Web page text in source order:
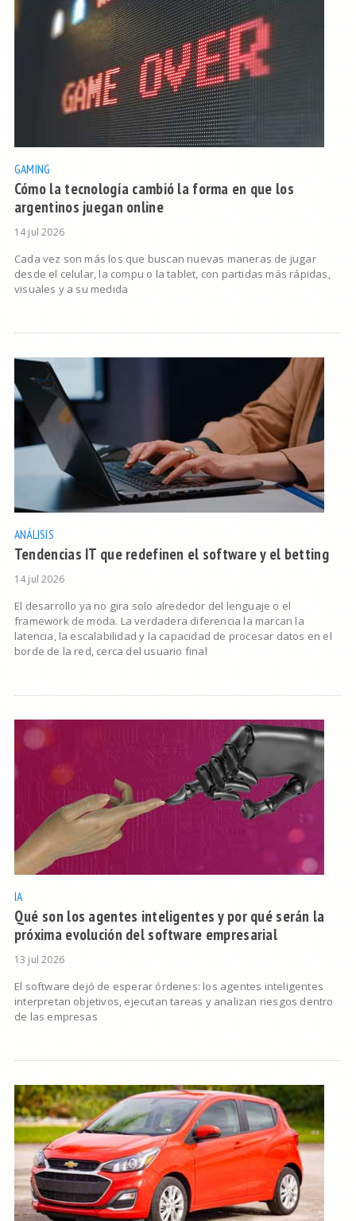
GAMING
Cómo la tecnología cambió la forma en que los
argentinos juegan online
14 jul 2026
Cada vez son más los que buscan nuevas maneras de jugar
desde el celular, la compu o la tablet, con partidas más rápidas,
visuales y a su medida
ANÁLISIS
Tendencias IT que redefinen el software y el betting
14 jul 2026
El desarrollo ya no gira solo alrededor del lenguaje o el
framework de moda. La verdadera diferencia la marcan la
latencia, la escalabilidad y la capacidad de procesar datos en el
borde de la red, cerca del usuario final
IA
Qué son los agentes inteligentes y por qué serán la
próxima evolución del software empresarial
13 jul 2026
El software dejó de esperar órdenes: los agentes inteligentes
interpretan objetivos, ejecutan tareas y analizan riesgos dentro
de las empresas